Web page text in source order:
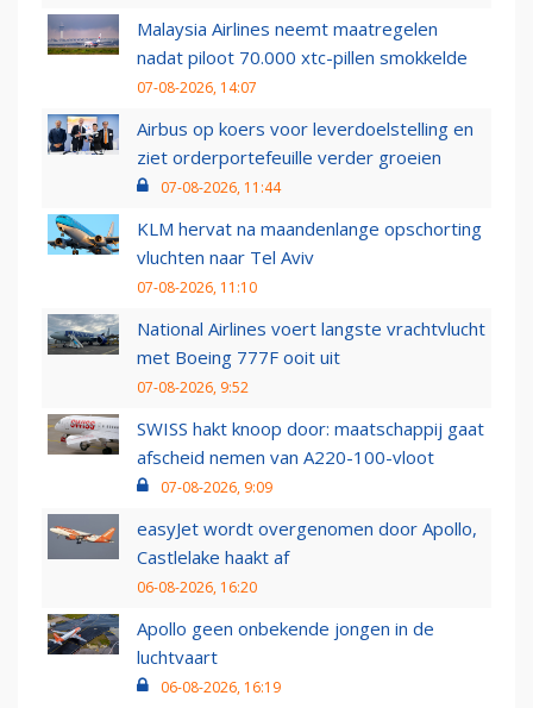
Malaysia Airlines neemt maatregelen
nadat piloot 70.000 xtc-pillen smokkelde
07-08-2026, 14:07
Airbus op koers voor leverdoelstelling en
ziet orderportefeuille verder groeien
07-08-2026, 11:44
KLM hervat na maandenlange opschorting
vluchten naar Tel Aviv
07-08-2026, 11:10
National Airlines voert langste vrachtvlucht
met Boeing 777F ooit uit
07-08-2026, 9:52
SWISS hakt knoop door: maatschappij gaat
afscheid nemen van A220-100-vloot
07-08-2026, 9:09
easyJet wordt overgenomen door Apollo,
Castlelake haakt af
06-08-2026, 16:20
Apollo geen onbekende jongen in de
luchtvaart
06-08-2026, 16:19